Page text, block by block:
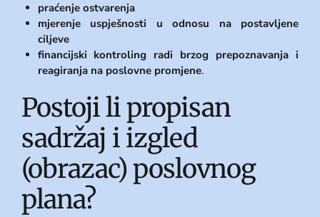
praćenje ostvarenja
mjerenje uspješnosti u odnosu na postavljene
ciljeve
financijski kontroling radi brzog prepoznavanja i
reagiranja na poslovne promjene.
Postoji li propisan
sadržaj i izgled
(obrazac) poslovnog
plana?